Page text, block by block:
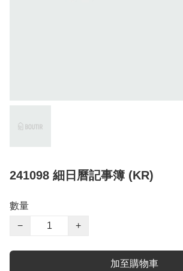
241098 細日曆記事簿 (KR)
數量
−
+
加至購物車